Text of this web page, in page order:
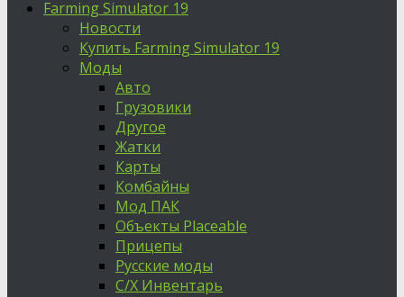
Farming Simulator 19
Новости
Купить Farming Simulator 19
Моды
Авто
Грузовики
Другое
Жатки
Карты
Комбайны
Мод ПАК
Объекты Placeable
Прицепы
Русские моды
С/Х Инвентарь